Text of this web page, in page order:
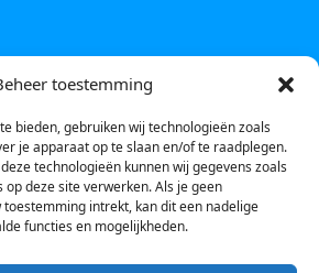
toestemming
bieden, gebruiken wij technologieën zoals
je apparaat op te slaan en/of te raadplegen.
technologieën kunnen wij gegevens zoals
deze site verwerken. Als je geen
intrekt, kan dit een nadelige
functies en mogelijkheden.